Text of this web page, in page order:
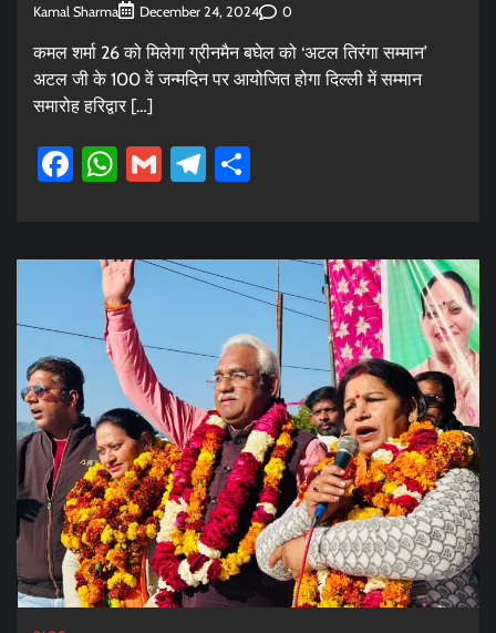
Kamal Sharma December 24, 2024 0
कमल शर्मा 26 को मिलेगा ग्रीनमैन बघेल को ‘अटल तिरंगा सम्मान’
अटल जी के 100 वें जन्मदिन पर आयोजित होगा दिल्ली में सम्मान
समारोह हरिद्वार […]
Facebook
WhatsApp
GmailTelegram